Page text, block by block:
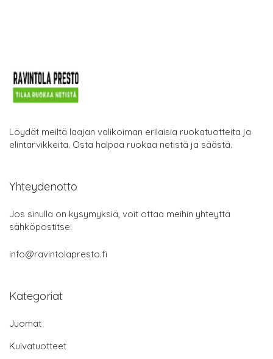
Löydät meiltä laajan valikoiman erilaisia ruokatuotteita ja
elintarvikkeita. Osta halpaa ruokaa netistä ja säästä.
Yhteydenotto
Jos sinulla on kysymyksiä, voit ottaa meihin yhteyttä
sähköpostitse:
info@ravintolapresto.fi
Kategoriat
Juomat
Kuivatuotteet